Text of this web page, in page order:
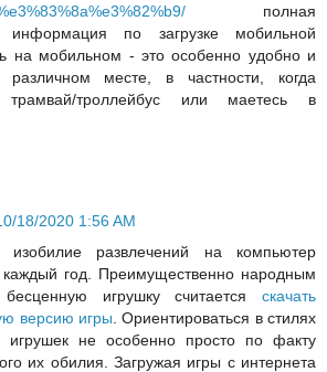
полная
информация по загрузке мобильной
на мобильном - это особенно удобно и
месте, в частности, когда
трамвай/троллейбус или маетесь в
18/2020 1:56 AM
изобилие развлечений на компьютер
каждый год. Преимущественно народным
игрушку считается скачать
версию игры . Ориентироваться в стилях
игрушек не особенно просто по факту
их обилия. Загружая игры с интернета